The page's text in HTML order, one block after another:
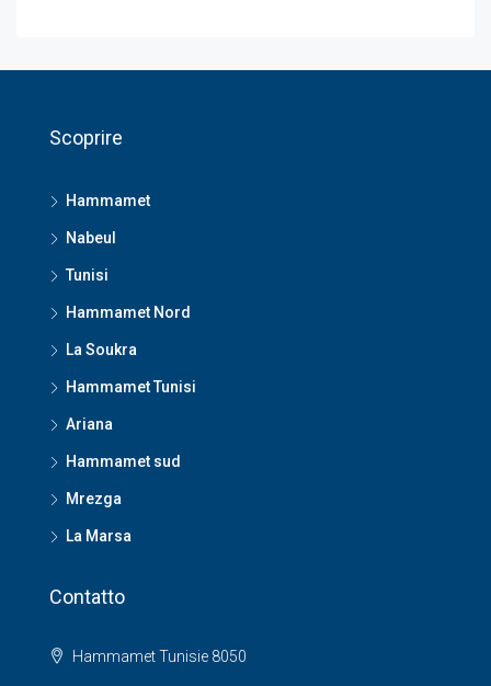
Scoprire
Hammamet
Nabeul
Tunisi
Hammamet Nord
La Soukra
Hammamet Tunisi
Ariana
Hammamet sud
Mrezga
La Marsa
Contatto
Hammamet Tunisie 8050